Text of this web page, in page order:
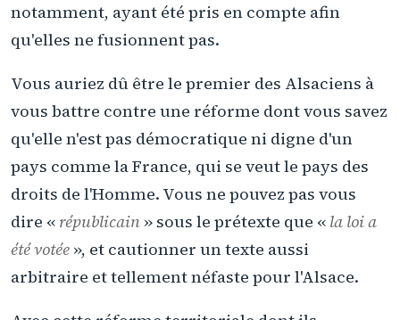
notamment, ayant été pris en compte afin
qu'elles ne fusionnent pas.
Vous auriez dû être le premier des Alsaciens à
vous battre contre une réforme dont vous savez
qu'elle n'est pas démocratique ni digne d'un
pays comme la France, qui se veut le pays des
droits de l'Homme. Vous ne pouvez pas vous
dire « républicain » sous le prétexte que « la loi a
été votée », et cautionner un texte aussi
arbitraire et tellement néfaste pour l'Alsace.